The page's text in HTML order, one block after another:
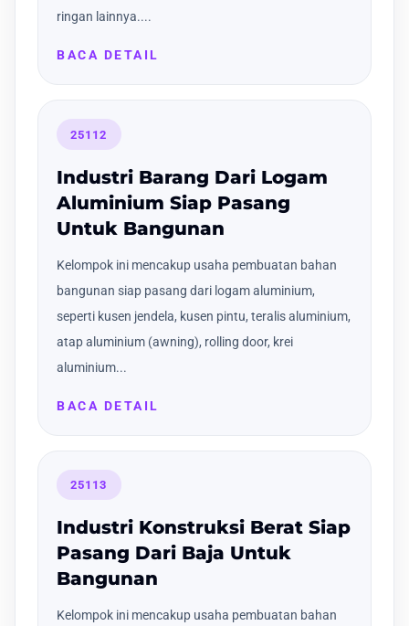
ringan lainnya....
BACA DETAIL
25112
Industri Barang Dari Logam
Aluminium Siap Pasang
Untuk Bangunan
Kelompok ini mencakup usaha pembuatan bahan
bangunan siap pasang dari logam aluminium,
seperti kusen jendela, kusen pintu, teralis aluminium,
atap aluminium (awning), rolling door, krei
aluminium...
BACA DETAIL
25113
Industri Konstruksi Berat Siap
Pasang Dari Baja Untuk
Bangunan
Kelompok ini mencakup usaha pembuatan bahan